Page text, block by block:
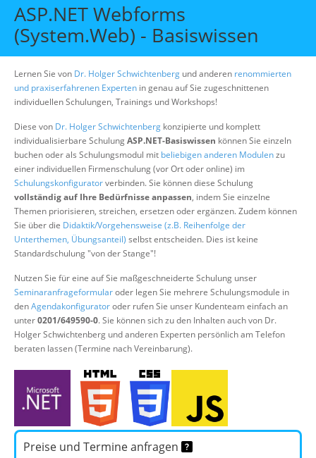
Beratung
Individuelle Schulungen
Offene Seminare
Wissen
Suche
ASP.NET Webforms
(System.Web) - Basiswissen
Lernen Sie von Dr. Holger Schwichtenberg und anderen renommierten
und praxiserfahrenen Experten in genau auf Sie zugeschnittenen
individuellen Schulungen, Trainings und Workshops!
Diese von Dr. Holger Schwichtenberg konzipierte und komplett
individualisierbare SchulungASP.NET-Basiswissen können Sie einzeln
buchen oder als Schulungsmodul mit beliebigen anderen Modulenzu
einer individuellen Firmenschulung (vor Ort oder online) im
Schulungskonfiguratorverbinden. Sie können diese Schulung
vollständig auf Ihre Bedürfnisse anpassen, indem Sie einzelne
Themen priorisieren, streichen, ersetzen oder ergänzen. Zudem können
Sie über die Didaktik/Vorgehensweise (z.B. Reihenfolge der
Unterthemen, Übungsanteil) selbst entscheiden. Dies ist keine
Standardschulung "von der Stange"!
Nutzen Sie für eine auf Sie maßgeschneiderte Schulung unser
Seminaranfrageformularoder legen Sie mehrere Schulungsmodule in
denAgendakonfiguratoroder rufen Sie unser Kundenteam einfach an
unter0201/649590-0. Sie können sich zu den Inhalten auch von Dr.
Holger Schwichtenberg und anderen Experten persönlich am Telefon
beraten lassen (Termine nach Vereinbarung).
Preise und Termine anfragen